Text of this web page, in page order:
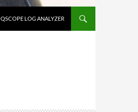
QSCOPE LOG ANALYZER